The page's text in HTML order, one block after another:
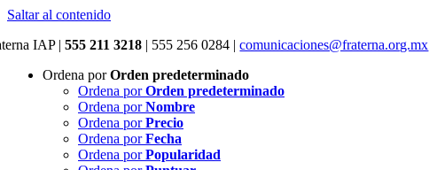
Saltar al contenido
IAP |555 211 3218 | 555 256 0284 |comunicaciones@fraterna.org.mx
Ordena porOrden predeterminado
Ordena porOrden predeterminado
Ordena porNombre
Ordena porPrecio
Ordena porFecha
Ordena porPopularidad